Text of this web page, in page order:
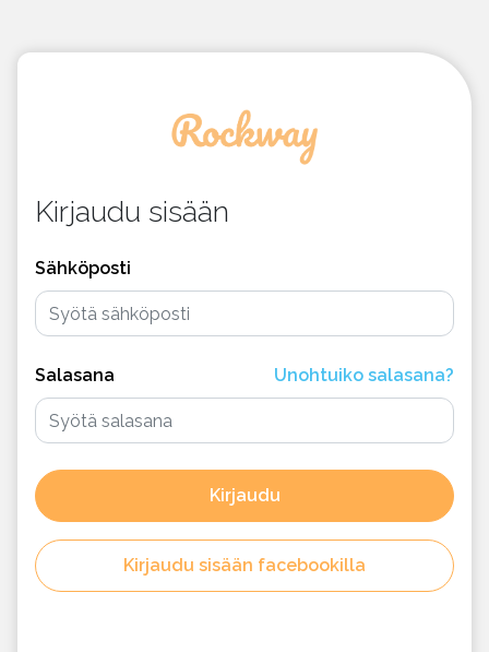
Kirjaudu sisään
Sähköposti
Salasana Unohtuiko salasana?
Kirjaudu
Kirjaudu sisään facebookilla